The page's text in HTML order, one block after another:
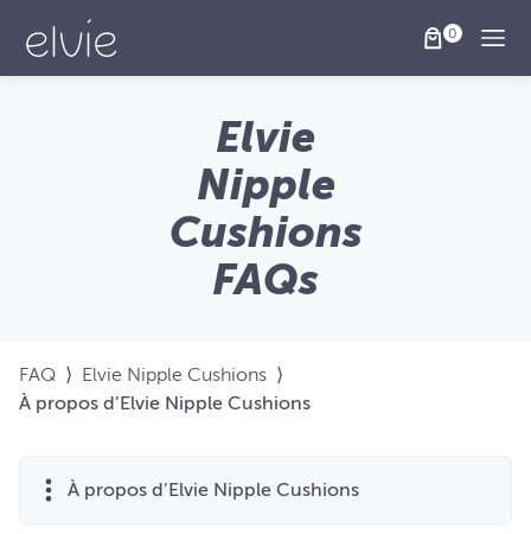
Elvie
Nipple
Cushions
FAQs
FAQ ⟩ Elvie Nipple Cushions ⟩
À propos d’Elvie Nipple Cushions
À propos d’Elvie Nipple Cushions